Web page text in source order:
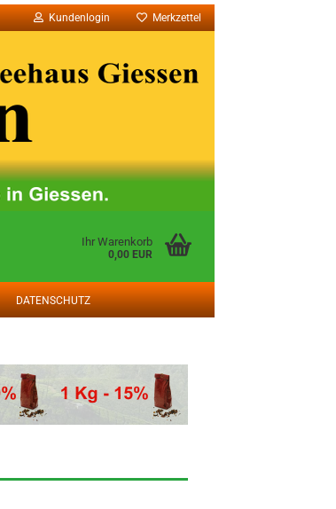
Kundenlogin Merkzettel
Ihr Warenkorb
0,00 EUR
DATENSCHUTZ